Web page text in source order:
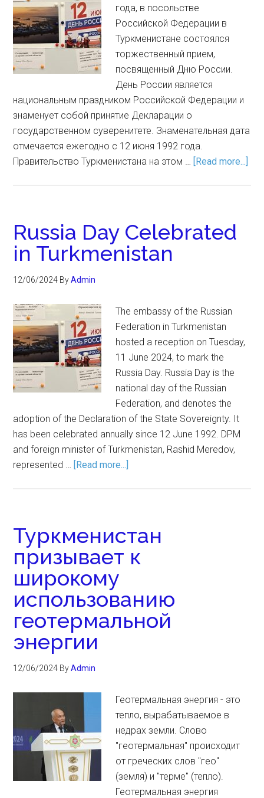
года, в посольстве
Российской Федерации в
Туркменистане состоялся
торжественный прием,
посвященный Дню России.
День России является
национальным праздником Российской Федерации и
знаменует собой принятие Декларации о
государственном суверенитете. Знаменательная дата
отмечается ежегодно с 12 июня 1992 года.
Правительство Туркменистана на этом … [Read more...]
Russia Day Celebrated
in Turkmenistan
12/06/2024 ByAdmin
The embassy of the Russian
Federation in Turkmenistan
hosted a reception on Tuesday,
11 June 2024, to mark the
Russia Day. Russia Day is the
national day of the Russian
Federation, and denotes the
adoption of the Declaration of the State Sovereignty. It
has been celebrated annually since 12 June 1992. DPM
and foreign minister of Turkmenistan, Rashid Meredov,
represented … [Read more...]
Туркменистан
призывает к
широкому
использованию
геотермальной
энергии
12/06/2024 ByAdmin
Геотермальная энергия - это
тепло, вырабатываемое в
недрах земли. Слово
"геотермальная" происходит
от греческих слов "гео"
(земля) и "терме" (тепло).
Геотермальная энергия